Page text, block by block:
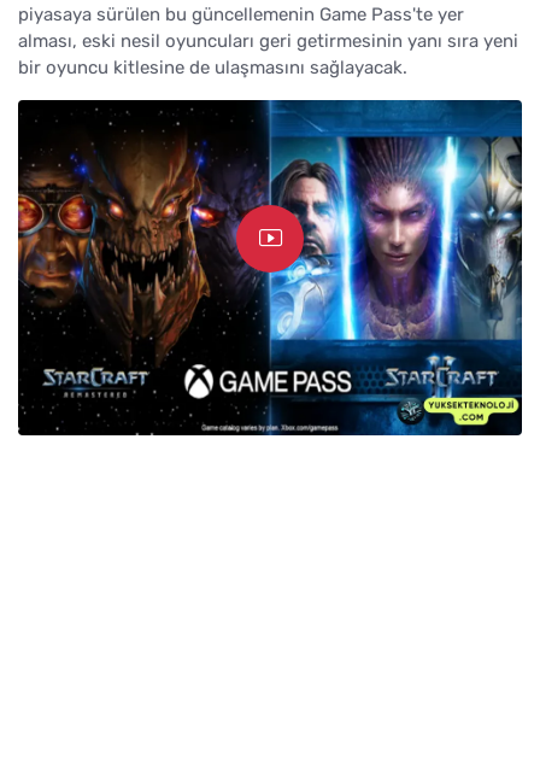
piyasaya sürülen bu güncellemenin Game Pass'te yer
alması, eski nesil oyuncuları geri getirmesinin yanı sıra yeni
bir oyuncu kitlesine de ulaşmasını sağlayacak.